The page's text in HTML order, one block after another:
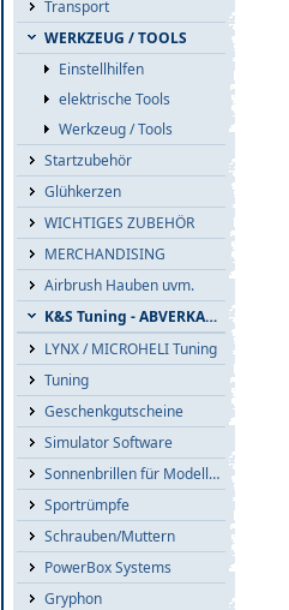
Transport
WERKZEUG / TOOLS
Einstellhilfen
elektrische Tools
Werkzeug / Tools
Startzubehör
Glühkerzen
WICHTIGES ZUBEHÖR
MERCHANDISING
Airbrush Hauben uvm.
K&S Tuning - ABVERKAUF
LYNX / MICROHELI Tuning
Tuning
Geschenkgutscheine
Simulator Software
Sonnenbrillen für Modellflieger
Sportrümpfe
Schrauben/Muttern
PowerBox Systems
Gryphon